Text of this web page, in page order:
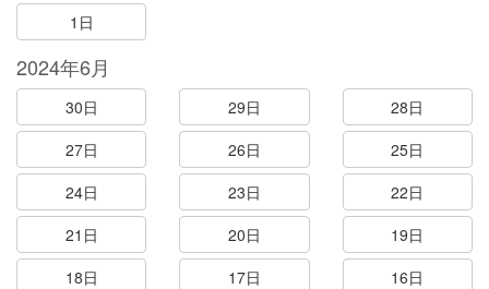
1日
2024年6月
30日 29日
28日
27日
26日
25日
24日
23日
22日
21日
20日
19日
18日
17日
16日